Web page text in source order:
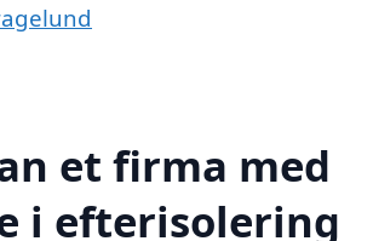
et firma med
i efterisolering